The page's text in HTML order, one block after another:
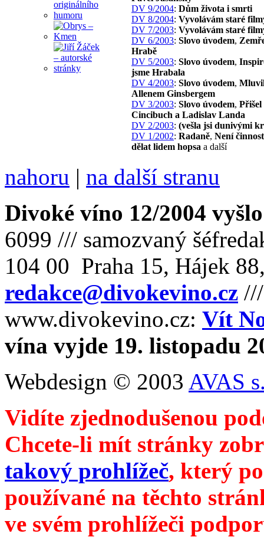
DV 9/2004: Dům života i smrti
DV 8/2004: Vyvolávám staré
DV 7/2003: Vyvolávám staré
DV 6/2003: Slovo úvodem,
Hrabě
DV 5/2003: Slovo úvodem,
jsme Hrabala
DV 4/2003: Slovo úvodem,
Allenem Ginsbergem
DV 3/2003: Slovo úvodem, Přišel
Cincibuch a Ladislav Landa
DV 2/2003: (vešla jsi dunivými
DV 1/2002: Radaně, Není
dělat lidem hopsa a další
nahoru | na další stranu
Divoké víno 12/2004
6099 /// samozvaný
104 00 Praha 15, Hájek
redakce@divokevino.cz
www.divokevino.cz: Vít
vína vyjde 19. listopadu
Webdesign © 2003 AVAS
Vidíte zjednodušenou
Chcete-li mít stránky
takový prohlížeč, který
používané na těchto
ve svém prohlížeči